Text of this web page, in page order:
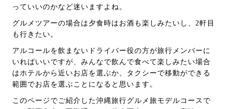
っていいのかなど迷いますよね。
グルメツアーの場合は夕食時はお酒も楽しみたいし、2軒目
も行きたい。
アルコールを飲まないドライバー役の方が旅行メンバーに
いればいいですが、みんなで飲んで食べて楽しみたい場合
はホテルから近いお店を選ぶか、タクシーで移動ができる
範囲でお店を選ぶことになると思います。
このページでご紹介した沖縄旅行グルメ旅モデルコースで